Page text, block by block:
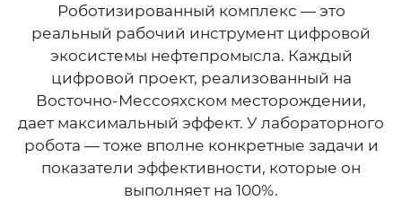
Роботизированный комплекс — это
реальный рабочий инструмент цифровой
экосистемы нефтепромысла. Каждый
цифровой проект, реализованный на
Восточно-Мессояхском месторождении,
дает максимальный эффект. У лабораторного
робота — тоже вполне конкретные задачи и
показатели эффективности, которые он
выполняет на 100%.